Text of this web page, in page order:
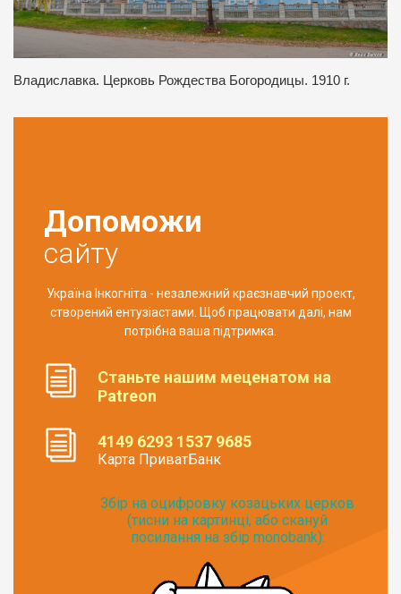
Владиславка. Церковь Рождества Богородицы. 1910 г.
Допоможи
сайту
Україна Інкогніта - незалежний краєзнавчий проект,
створений ентузіастами. Щоб працювати далі, нам
потрібна ваша підтримка.
Станьте нашим меценатом на
Patreon
4149 6293 1537 9685
Карта ПриватБанк
Збір на оцифровку козацьких церков
(тисни на картинці, або скануй
посилання на збір monobank):